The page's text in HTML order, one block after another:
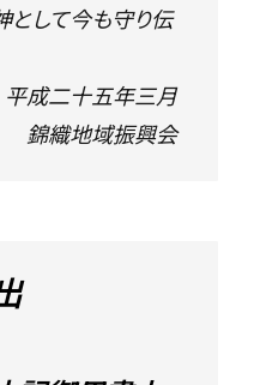
として今も守り伝
平成二十五年三月
錦織地域振興会